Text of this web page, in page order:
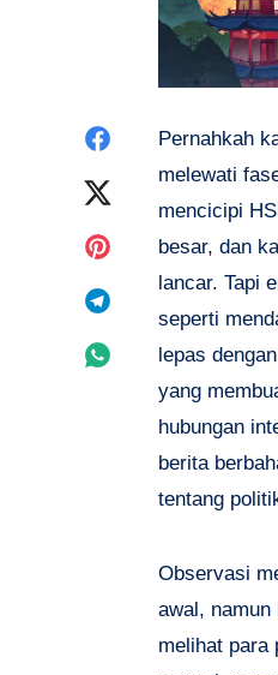
Share
Facebook
Twitter
Share
Pinterest
Telegram
Share
Whatsapp
Pernahkah
melewati
mencicipi
besar, dan
lancar. Tapi
seperti
lepas
yang
hubungan
berita
tentang
Observasi
awal,
melihat para